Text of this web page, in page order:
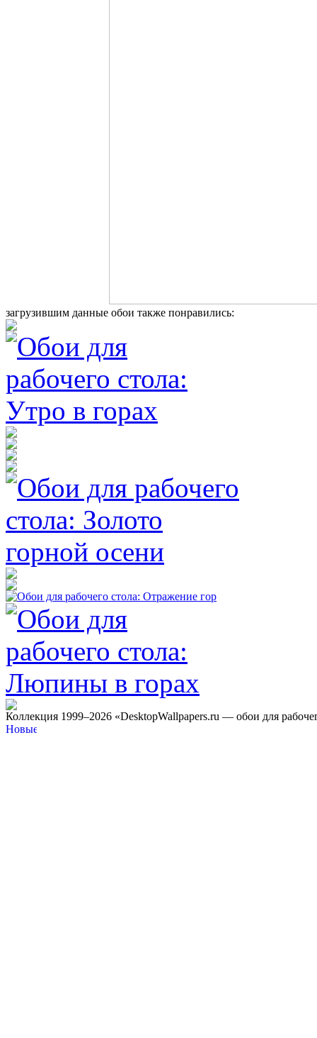
загрузившим данные обои также понравились:
Коллекция 1999–2026 «DesktopWallpapers.ru — обои для